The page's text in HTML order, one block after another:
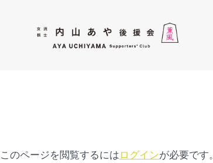
ッ
このページを閲覧するにはログインが必要です。